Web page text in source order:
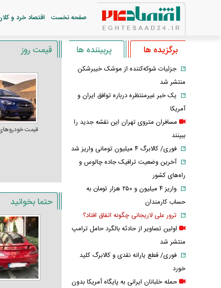
صفحه نخست اقتصاد خرد و
قیمت روز
قیمت
حتما بخوانید
برگزیده ها پربیننده ها
جزئیات شوکه‌کننده از موشک خیبرشکن
منتشر شد
یک خبر غیرمنتظره درباره توافق ایران و
آمریکا
مسافران متروی تهران این نقشه جدید را
ببینند
فوری/ کالابرگ ۴ میلیون تومانی واریز شد
آخرین وضعیت ترافیک جاده چالوس و
راه‌های کشور
واریز ۴ میلیون و ۲۵۰ هزار تومان به
حساب کارمندان
ترور علی لاریجانی چگونه اتفاق افتاد؟
اولین تصاویر از حادثه بالگرد حامل ترامپ
منتشر شد
فوری/ قطع یارانه نقدی و کالابرگ کلید
خورد
حمله خلبانان ایرانی به پایگاه آمریکا بدون